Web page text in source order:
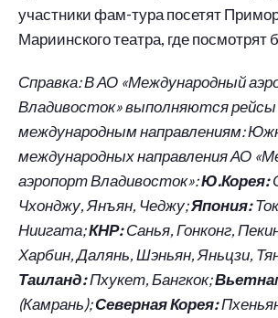
участники фам-тура посетят
Мариинского театра, где посмотрят
Справка: В АО «Международный
Владивосток» выполняются рейсы
международным направлениям:
международных направления АО
аэропорт Владивосток»:Ю.Корея:
Чхонджу, Янъян, Чеджу;Япония:
Ниигата;КНР:Санья, Гонконг,
Харбин, Далянь, Шэньян, Яньцзи,
Таиланд:Пхукет, Бангкок;
(Камрань);Северная Корея: